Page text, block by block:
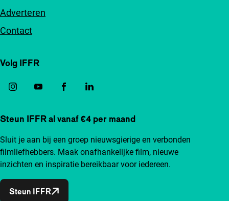
Adverteren
Contact
Volg IFFR
Steun IFFR al vanaf €4 per maand
Sluit je aan bij een groep nieuwsgierige en verbonden
filmliefhebbers. Maak onafhankelijke film, nieuwe
inzichten en inspiratie bereikbaar voor iedereen.
Steun IFFR